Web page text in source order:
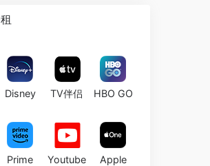
Disney TV伴侣 HBO GO
Prime Youtube Apple